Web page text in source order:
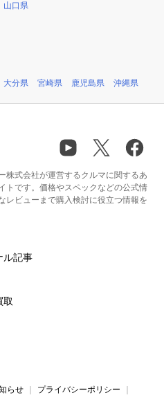
山口県
大分県 宮崎県 鹿児島県 沖縄県
株式会社が運営するクルマに関するあ
トです。価格やスペックなどの公式情
レビューまで購入検討に役立つ情報を
ル記事
取
らせ
プライバシーポリシー